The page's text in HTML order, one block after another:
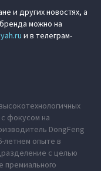
и других новостях, а
можно на
и в телеграм-
фокусом на
DongFeng
летнем опыте в
с целью
премиального